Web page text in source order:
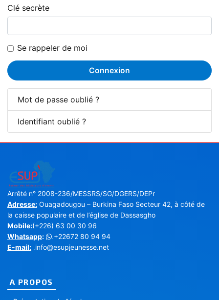
Clé secrète
Se rappeler de moi
Connexion
Mot de passe oublié ?
Identifiant oublié ?
Arrêté n° 2008-236/MESSRS/SG/DGERS/DEPr
Adresse: Ouagadougou – Burkina Faso Secteur 42, à côté de
la caisse populaire et de l’église de Dassasgho
Mobile:(+226) 63 00 30 96
Whatsapp:
+22672 80 94 94
E-mail: info@esupjeunesse.net
A PROPOS